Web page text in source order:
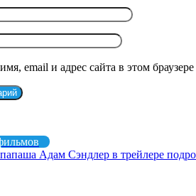
email и адрес сайта в этом
Адам Сэндлер в трейлере